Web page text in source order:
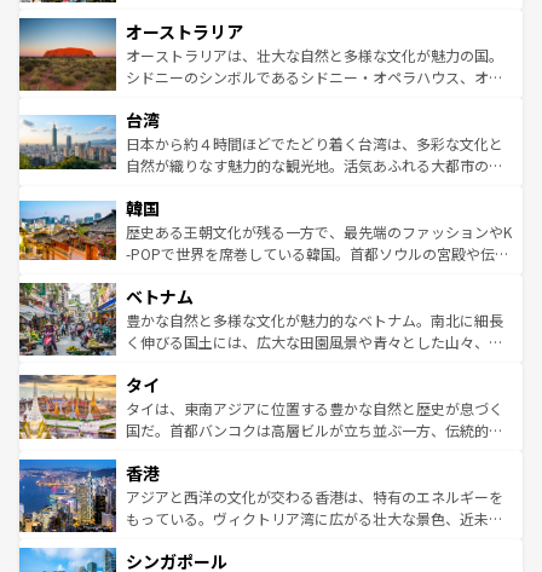
部のニューオーリンズでは、音楽と美食が融合した独特の
文化が魅力。旅行者はアメリカの各地域で異なる魅力を楽
しみながら、その多様性と豊かな歴史を感じることができ
ならではの贅沢な旅のスタイルだ。 なお、新着のアメリカ
情報はコンテンツ一覧を参照してほしい。
ワイ島は見逃せない。また、定番の観光地といえばオアフ
島だが、静かな自然を求めるならマウイ島やカウアイ島が
おすすめ。エメラルドグリーンに輝く海をはじめ、豊かな
れるおもてなしの心で訪れる人々を迎えてくれるハワイの
人々、おいしいローカルフードやハワイアンミュージッ
ク、伝統的なフラダンスなど、すべてがハワイの魅力を彩
ワイを、存分に味わってほしい。 なお、新着のハワイ情報
はコンテンツ一覧を参照してほしい。
オーストラリア
オーストラリアは、壮大な自然と多様な文化が魅力の国。
シドニーのシンボルであるシドニー・オペラハウス、オー
リアリーフや大陸中央部にそびえるウルル（エアーズロッ
ク）、タスマニアの美しい原生林やケアンズの熱帯雨林な
ど、見どころがたくさん。また、カフェやワイン、オージ
いる。アクティビティも充実しており、サーフィンやダイ
ビング、ハイキングなど、アウトドア好きにはたまらな
い。オーストラリアの多彩な魅力を存分に味わいつくそ
参照してほしい。
台湾
日本から約４時間ほどでたどり着く台湾は、多彩な文化と
自然が織りなす魅力的な観光地。活気あふれる大都市の台
ン）、静ひつな山岳地帯である台湾東部など、都市の喧騒
と山間の静けさが共存しており、訪れる人に新しい発見と
驚きをもたらしてくれる。また、奥深い台湾の食文化も魅
容にもいいと評判のスイーツなど、バラエティ豊かな料理
が味わえる。 なお、新着の台湾情報は コンテンツ一覧を参
照してほしい。
韓国
歴史ある王朝文化が残る一方で、最先端のファッションやK
-POPで世界を席巻している韓国。首都ソウルの宮殿や伝統
き、地方に足を延ばせば四季折々の自然美を楽しむことが
できる。そして、キムチや焼肉、絶品のストリートフード
まで、さまざまな韓国料理が待っている。夜には、韓国な
リティに包まれながら、韓国の多彩な魅力を心ゆくまで味
わってみてほしい。 なお、新着の韓国情報はコンテンツ一
覧を参照してほしい。
ベトナム
豊かな自然と多様な文化が魅力的なベトナム。南北に細長
く伸びる国土には、広大な田園風景や青々とした山々、世
急速な発展と共に伝統が息づく。ハノイの古い町並みやホ
ーチミン市のフランス統治時代の建物も、独特の雰囲気を
醸し出している。また、バラエティの豊かさとおいしさで
とつ。フォーやバインミー、ベトナムコーヒーなどは、ぜ
ひ現地で味わいたい。どの地域を訪れてもあたたかい人々
が旅行者を迎えてくれるので、きっと忘れられない旅にな
参照してほしい。
タイ
タイは、東南アジアに位置する豊かな自然と歴史が息づく
国だ。首都バンコクは高層ビルが立ち並ぶ一方、伝統的な
の活気が交差している。北部ではチェンマイなどの山岳地
帯で自然と触れ合い、南部ではプーケットやクラビの美し
いビーチでリゾート気分を楽しむことができる。タイ料理
激する。気候は一年中温暖で、どの季節にも異なる楽しみ
香港
アジアと西洋の文化が交わる香港は、特有のエネルギーを
もっている。ヴィクトリア湾に広がる壮大な景色、近未来
み、どこを訪れても感動するはず。観光スポットが密集し
シンガポール